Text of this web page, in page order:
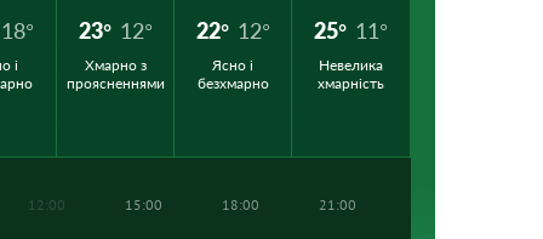
18°
і
23° 12°
Хмарно з
проясненнями
22° 12°
Ясно і
безхмарно
25° 11°
Невелика
хмарність
12:00 15:00 18:00 21:00